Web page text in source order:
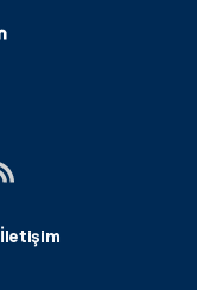
İletişim